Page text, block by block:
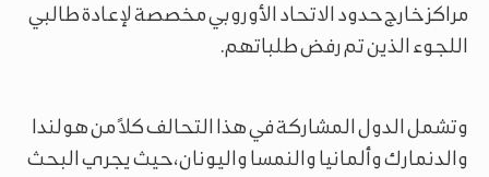
مراكز خارج حدود الاتحاد الأوروبي مخصصة لإعادة طالبي
اللجوء الذين تم رفض طلباتهم.
وتشمل الدول المشاركة في هذا التحالف كلاً من هولندا
والدنمارك وألمانيا والنمسا واليونان، حيث يجري البحث